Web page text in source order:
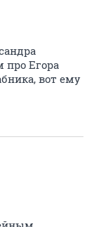
про Егора
вот ему